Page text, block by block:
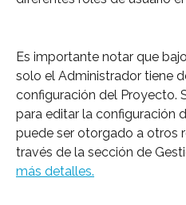
Es importante notar que
solo el Administrador tiene
configuración del Proyecto.
para editar la configuración
puede ser otorgado a otros
través de la sección de
más detalles.